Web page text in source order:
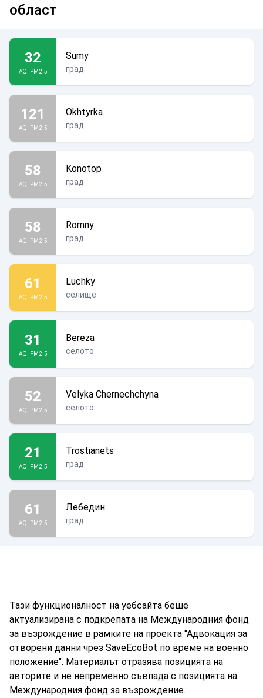
област
32
AQI PM2.5
Sumy
град
121
AQI PM2.5
Okhtyrka
град
58
AQI PM2.5
Konotop
град
58
AQI PM2.5
Romny
град
61
AQI PM2.5
Luchky
селище
31
AQI PM2.5
Bereza
селото
52
AQI PM2.5
Velyka Chernechchyna
селото
21
AQI PM2.5
Trostianets
град
61
AQI PM2.5
Лебедин
град
Тази функционалност на уебсайта беше
актуализирана с подкрепата на Международния фонд
за възрождение в рамките на проекта "Адвокация за
отворени данни чрез SaveEcoBot по време на военно
положение". Материалът отразява позицията на
авторите и не непременно съвпада с позицията на
Международния фонд за възрождение.